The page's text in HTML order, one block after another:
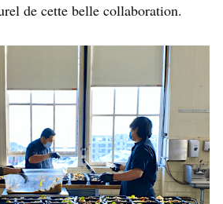
de cette belle collaboration.